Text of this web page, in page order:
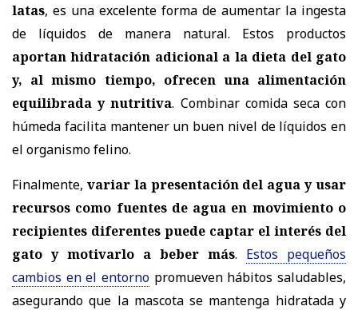
latas, es una excelente forma de aumentar la ingesta
de líquidos de manera natural. Estos productos
aportan hidratación adicional a la dieta del gato
y, al mismo tiempo, ofrecen una alimentación
equilibrada y nutritiva. Combinar comida seca con
húmeda facilita mantener un buen nivel de líquidos en
el organismo felino.
Finalmente, variar la presentación del agua y usar
recursos como fuentes de agua en movimiento o
recipientes diferentes puede captar el interés del
gato y motivarlo a beber más. Estos pequeños
cambios en el entorno promueven hábitos saludables,
asegurando que la mascota se mantenga hidratada y